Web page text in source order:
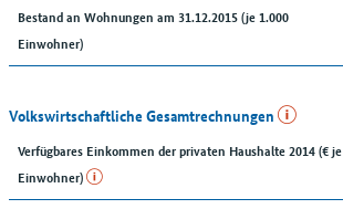
Bestand an Wohnungen am 31.12.2015 (je 1.000
Einwohner)
Volkswirtschaftliche Gesamtrechnungen
Verfügbares Einkommen der privaten Haushalte 2014 (€ je
Einwohner)